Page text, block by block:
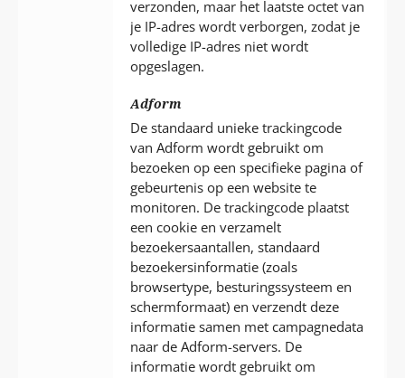
verzonden, maar het laatste octet van
je IP-adres wordt verborgen, zodat je
volledige IP-adres niet wordt
opgeslagen.
Adform
De standaard unieke trackingcode
van Adform wordt gebruikt om
bezoeken op een specifieke pagina of
gebeurtenis op een website te
monitoren. De trackingcode plaatst
een cookie en verzamelt
bezoekersaantallen, standaard
bezoekersinformatie (zoals
browsertype, besturingssysteem en
schermformaat) en verzendt deze
informatie samen met campagnedata
naar de Adform-servers. De
informatie wordt gebruikt om